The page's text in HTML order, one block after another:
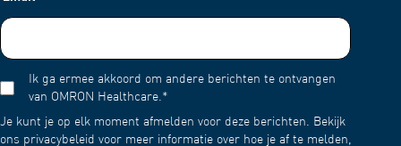
Ik ga ermee akkoord om andere berichten te ontvangen
van OMRON Healthcare.*
Je kunt je op elk moment afmelden voor deze berichten. Bekijk
ons privacybeleid voor meer informatie over hoe je af te melden,